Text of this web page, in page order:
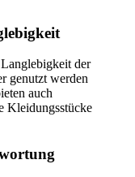
der
genutzt werden
auch
Kleidungsstücke